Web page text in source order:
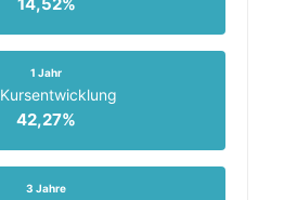
1 Jahr
Kursentwicklung
42,27%
3 Jahre